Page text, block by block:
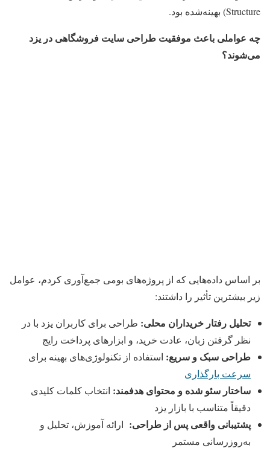
Structure) بهینه‌شده بود.
چه عواملی باعث موفقیت طراحی سایت فروشگاهی در یزد
می‌شوند؟
بر اساس داده‌هایی که از پروژه‌های بومی جمع‌آوری کردم، عوامل
زیر بیشترین تأثیر را داشتند:
تحلیل رفتار خریداران محلی: طراحی برای کاربران یزد با در
نظر گرفتن زبان، عادت خرید، و ابزارهای پرداخت رایج
طراحی سبک و سریع: استفاده از تکنولوژی‌های بهینه برای
سرعت بارگذاری
ساختار سئو شده و محتوای هدفمند: انتخاب کلمات کلیدی
دقیقاً متناسب با بازار یزد
پشتیبانی واقعی پس از طراحی: ارائه آموزش، تحلیل و
به‌روزرسانی مستمر